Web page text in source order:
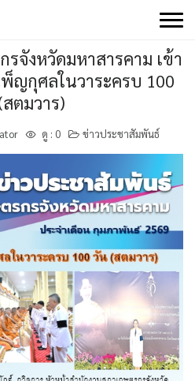
รจังหวัดมหาสารคาม เข้า
ญกุศลในวาระครบ 100
ตมวาร)
ดู : 0 ข่าวประชาสัมพันธ์